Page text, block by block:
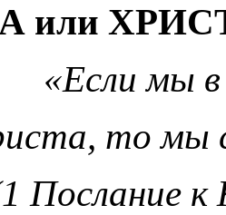
или
«Если мы
то мы
Послание